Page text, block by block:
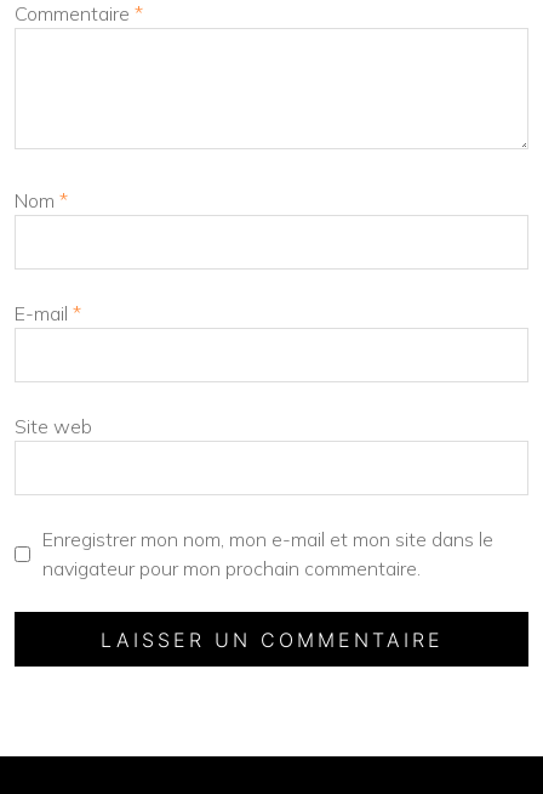
Commentaire *
Nom *
E-mail *
Site web
Enregistrer mon nom, mon e-mail et mon site dans le
navigateur pour mon prochain commentaire.